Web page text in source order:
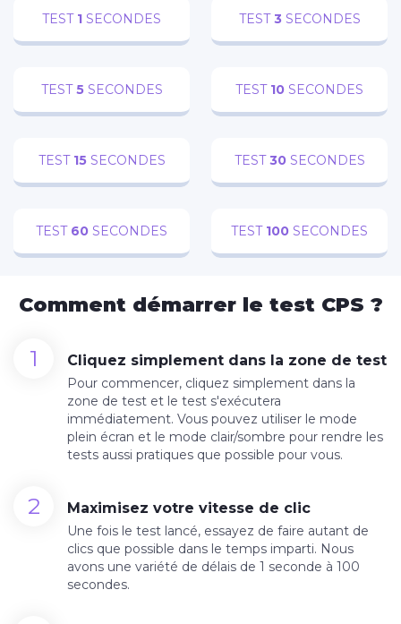
Play
Video
Test Hub USB C, 11 en 1 Adaptateur USB C
FACEBOOK TWITTER
TEST 1 SECONDES TEST3 SECONDES
TEST5SECONDES TEST 10 SECONDES
TEST 15SECONDES TEST30SECONDES
TEST 60 SECONDES TEST 100 SECONDES
Comment démarrer le test CPS ?
Cliquez simplement dans la zone de test
Pour commencer, cliquez simplement dans la
zone de test et le test s'exécutera
immédiatement. Vous pouvez utiliser le mode
plein écran et le mode clair/sombre pour rendre les
tests aussi pratiques que possible pour vous.
Maximisez votre vitesse de clic
Une fois le test lancé, essayez de faire autant de
clics que possible dans le temps imparti. Nous
avons une variété de délais de 1 seconde à 100
secondes.